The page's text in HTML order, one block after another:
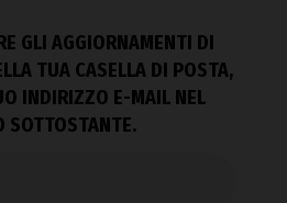
GLI AGGIORNAMENTI DI
TUA CASELLA DI POSTA,
INDIRIZZO E-MAIL NEL
SOTTOSTANTE.